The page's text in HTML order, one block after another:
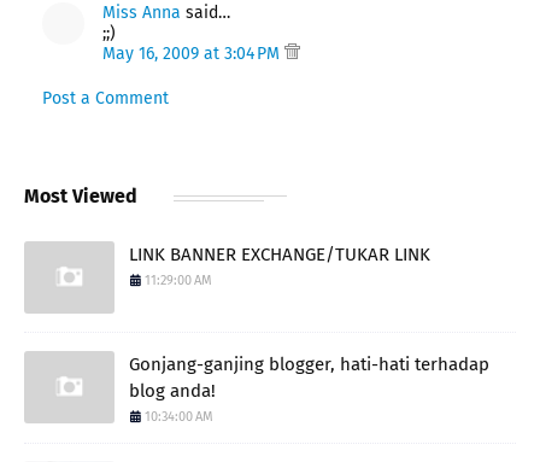
Miss Anna said…
;;)
May 16, 2009 at 3:04 PM
Post a Comment
Most Viewed
LINK BANNER EXCHANGE/TUKAR LINK
11:29:00 AM
Gonjang-ganjing blogger, hati-hati terhadap
blog anda!
10:34:00 AM